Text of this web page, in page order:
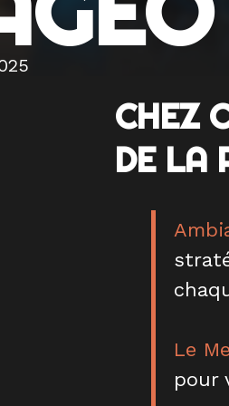
CHEZ
DE LA
Le
pour